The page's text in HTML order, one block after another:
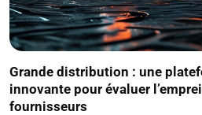
Grande distribution : une
innovante pour évaluer
fournisseurs